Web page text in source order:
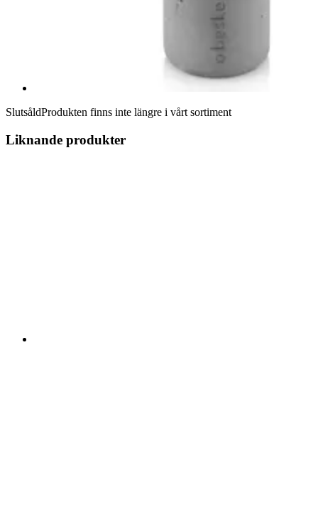
SlutsåldProdukten finns inte längre i vårt sortiment
Liknande produkter